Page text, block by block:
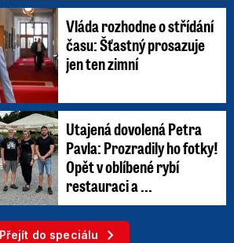
Vláda rozhodne o střídání
času: Šťastný prosazuje
jen ten zimní
Utajená dovolená Petra
Pavla: Prozradily ho fotky!
Opět v oblíbené rybí
restauraci a ...
Přejít do speciálu